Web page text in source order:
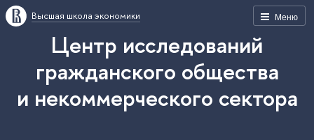
Меню
Высшая школа экономики
Центр исследований
гражданского общества
и некоммерческого сектора